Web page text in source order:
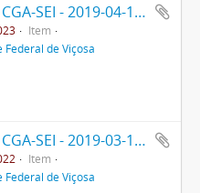
REUNIAO 023 - CGA-SEI - 2019-04-13- PPO
Item
Federal de Viçosa
REUNIAO 022 - CGA-SEI - 2019-03-16- PPO
Item
Federal de Viçosa